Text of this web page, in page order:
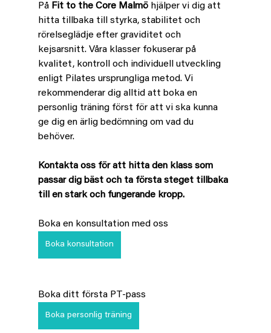
På Fit to the Core Malmö hjälper vi dig att
hitta tillbaka till styrka, stabilitet och
rörelseglädje efter graviditet och
kejsarsnitt. Våra klasser fokuserar på
kvalitet, kontroll och individuell utveckling
enligt Pilates ursprungliga metod. Vi
rekommenderar dig alltid att boka en
personlig träning först för att vi ska kunna
ge dig en ärlig bedömning om vad du
behöver.
Kontakta oss för att hitta den klass som
passar dig bäst och ta första steget tillbaka
till en stark och fungerande kropp.
Boka en konsultation med oss
Boka konsultation
Boka ditt första PT-pass
Boka personlig träning